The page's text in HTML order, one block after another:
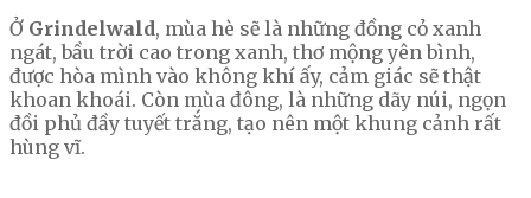
Ở Grindelwald, mùa hè sẽ là những đồng cỏ xanh
ngát, bầu trời cao trong xanh, thơ mộng yên bình,
được hòa mình vào không khí ấy, cảm giác sẽ thật
khoan khoái. Còn mùa đông, là những dãy núi, ngọn
đồi phủ đầy tuyết trắng, tạo nên một khung cảnh rất
hùng vĩ.